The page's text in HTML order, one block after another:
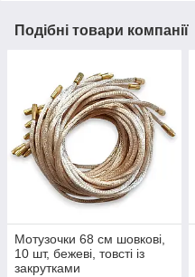
Подібні товари компанії
Мотузочки 68 см шовкові,
10 шт, бежеві, товсті із
закрутками